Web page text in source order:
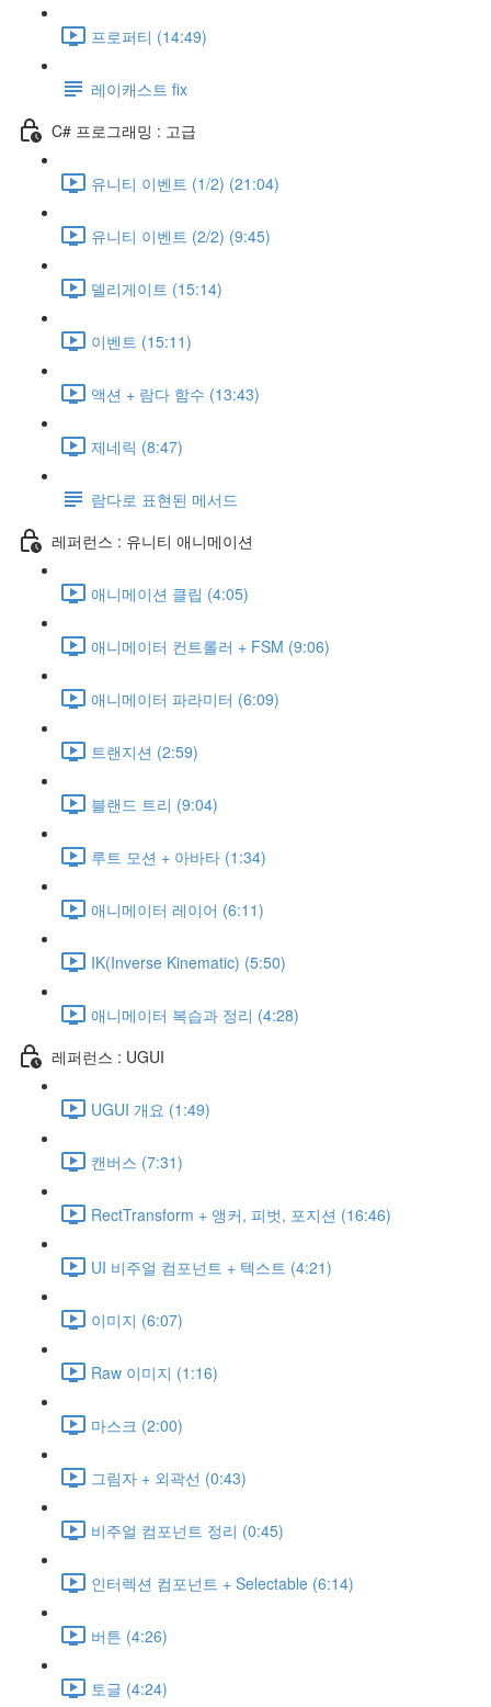
프로퍼티 (14:49)
레이캐스트 fix
C# 프로그래밍 : 고급
유니티 이벤트 (1/2) (21:04)
유니티 이벤트 (2/2) (9:45)
델리게이트 (15:14)
이벤트 (15:11)
액션 + 람다 함수 (13:43)
제네릭 (8:47)
람다로 표현된 메서드
레퍼런스 : 유니티 애니메이션
애니메이션 클립 (4:05)
애니메이터 컨트롤러 + FSM (9:06)
애니메이터 파라미터 (6:09)
트랜지션 (2:59)
블랜드 트리 (9:04)
루트 모션 + 아바타 (1:34)
애니메이터 레이어 (6:11)
IK(Inverse Kinematic) (5:50)
애니메이터 복습과 정리 (4:28)
레퍼런스 : UGUI
UGUI 개요 (1:49)
캔버스 (7:31)
RectTransform + 앵커, 피벗, 포지션 (16:46)
UI 비주얼 컴포넌트 + 텍스트 (4:21)
이미지 (6:07)
Raw 이미지 (1:16)
마스크 (2:00)
그림자 + 외곽선 (0:43)
비주얼 컴포넌트 정리 (0:45)
인터렉션 컴포넌트 + Selectable (6:14)
버튼 (4:26)
토글 (4:24)